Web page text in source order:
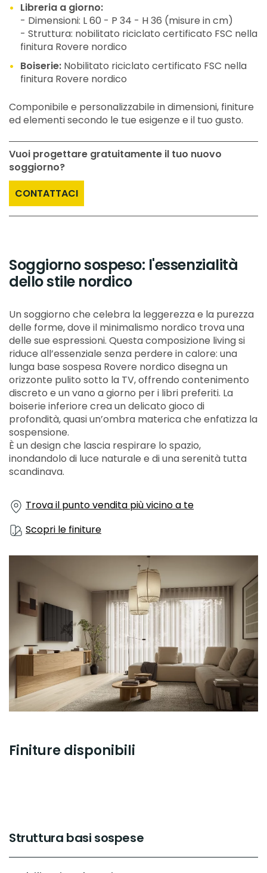
Libreria a giorno:
- Dimensioni: L 60 - P 34 - H 36 (misure in cm)
- Struttura: nobilitato riciclato certificato FSC nella
finitura Rovere nordico
Boiserie: Nobilitato riciclato certificato FSC nella
finitura Rovere nordico
Componibile e personalizzabile in dimensioni, finiture
ed elementi secondo le tue esigenze e il tuo gusto.
Vuoi progettare gratuitamente il tuo nuovo
soggiorno?
CONTATTACI
Soggiorno sospeso: l'essenzialità
dello stile nordico
Un soggiorno che celebra la leggerezza e la purezza
delle forme, dove il minimalismo nordico trova una
delle sue espressioni. Questa composizione living si
riduce all’essenziale senza perdere in calore: una
lunga base sospesa Rovere nordico disegna un
orizzonte pulito sotto la TV, offrendo contenimento
discreto e un vano a giorno per i libri preferiti. La
boiserie inferiore crea un delicato gioco di
profondità, quasi un’ombra materica che enfatizza la
sospensione.
È un design che lascia respirare lo spazio,
inondandolo di luce naturale e di una serenità tutta
scandinava.
Trova il punto vendita più vicino a te
Scopri le finiture
Finiture disponibili
Struttura basi sospese